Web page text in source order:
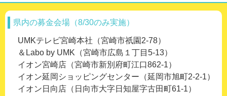
県内の募金会場（8/30のみ実施）
UMKテレビ宮崎本社（宮崎市祇園2-78）
＆Labo by UMK（宮崎市広島１丁目5-13）
イオン宮崎店（宮崎市新別府町江口862-1）
イオン延岡ショッピングセンター（延岡市旭町2-2-1）
イオン日向店（日向市大字日知屋字古田町61-1）